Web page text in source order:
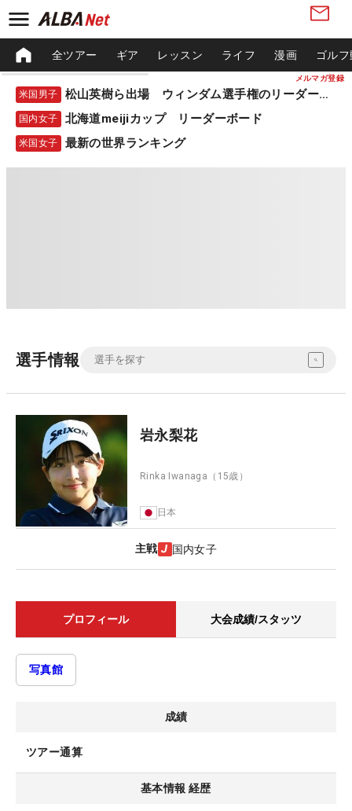
メルマガ登録
全ツアー ギア レッスン ライフ 漫画 ゴル
米国男子 松山英樹ら出場 ウィンダム選手権のリーダーボード
国内女子 北海道meijiカップ リーダーボード
米国女子 最新の世界ランキング
選手情報
岩永梨花
Rinka Iwanaga （15歳）
日本
主戦 国内女子
プロフィール 大会成績/スタッツ
写真館
成績
ツアー通算
基本情報 経歴